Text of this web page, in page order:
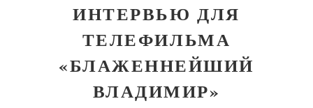
ИНТЕРВЬЮ ДЛЯ
ТЕЛЕФИЛЬМА
«БЛАЖЕННЕЙШИЙ
ВЛАДИМИР»